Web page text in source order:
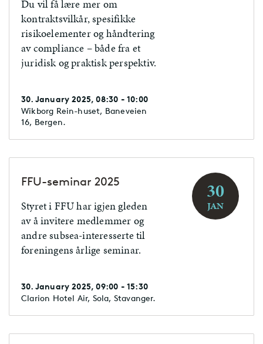
Du vil få lære mer om
kontraktsvilkår, spesifikke
risikoelementer og håndtering
av compliance – både fra et
juridisk og praktisk perspektiv.
30. January 2025, 08:30 - 10:00
Wikborg Rein-huset, Baneveien
16, Bergen.
FFU-seminar 2025
Styret i FFU har igjen gleden
av å invitere medlemmer og
andre subsea-interesserte til
foreningens årlige seminar.
30. January 2025, 09:00 - 15:30
Clarion Hotel Air, Sola, Stavanger.
30
JAN